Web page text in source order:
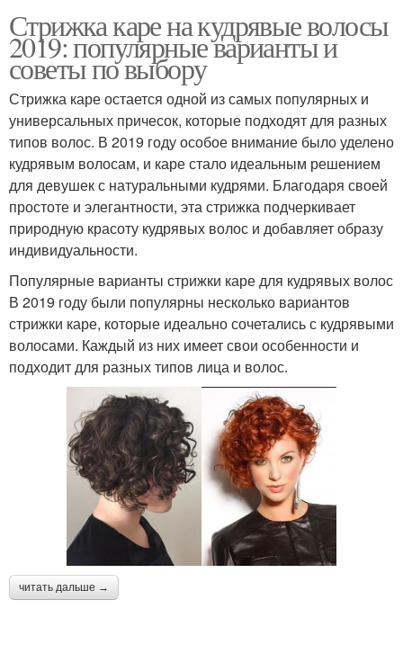
Стрижка каре на кудрявые волосы
2019: популярные варианты и
советы по выбору
Стрижка каре остается одной из самых популярных и
универсальных причесок, которые подходят для разных
типов волос. В 2019 году особое внимание было уделено
кудрявым волосам, и каре стало идеальным решением
для девушек с натуральными кудрями. Благодаря своей
простоте и элегантности, эта стрижка подчеркивает
природную красоту кудрявых волос и добавляет образу
индивидуальности.
Популярные варианты стрижки каре для кудрявых волос
В 2019 году были популярны несколько вариантов
стрижки каре, которые идеально сочетались с кудрявыми
волосами. Каждый из них имеет свои особенности и
подходит для разных типов лица и волос.
читать дальше →